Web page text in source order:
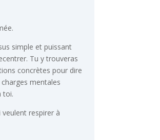
simple et puissant
Tu y trouveras
concrètes pour dire
mentales
toi.
respirer à